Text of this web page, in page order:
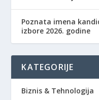
Poznata imena
izbore 2026. godine
KATEGORIJE
Biznis & Tehnologija